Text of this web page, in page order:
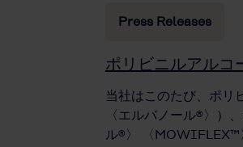
Press Releases
ポリビニルアルコ
当社はこのたび、ポリ
〈エルバノール®〉）
ル®〉 〈MOWIFLEX™